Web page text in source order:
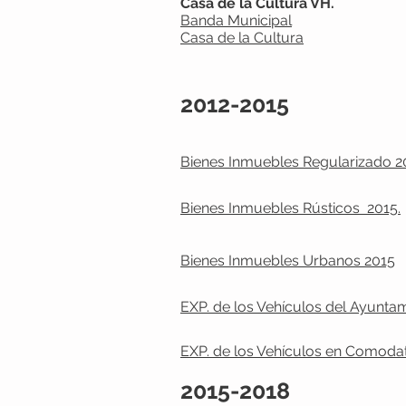
Banda Municipal
Casa de la Cultura
2012-2015
Bienes Inmuebles Regularizado
Bienes Inmuebles Rústicos 2015.
Bienes Inmuebles Urbanos 2015
EXP. de los Vehículos del
EXP. de los Vehículos en
2015-2018